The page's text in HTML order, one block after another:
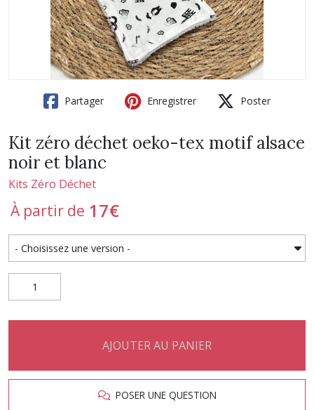
Partager Enregistrer Poster
Kit zéro déchet oeko-tex motif alsace
noir et blanc
Kits Zéro Déchet
À partir de 17€
AJOUTER AU PANIER
POSER UNE QUESTION